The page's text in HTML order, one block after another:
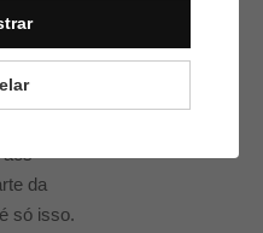
aos
da
só isso.